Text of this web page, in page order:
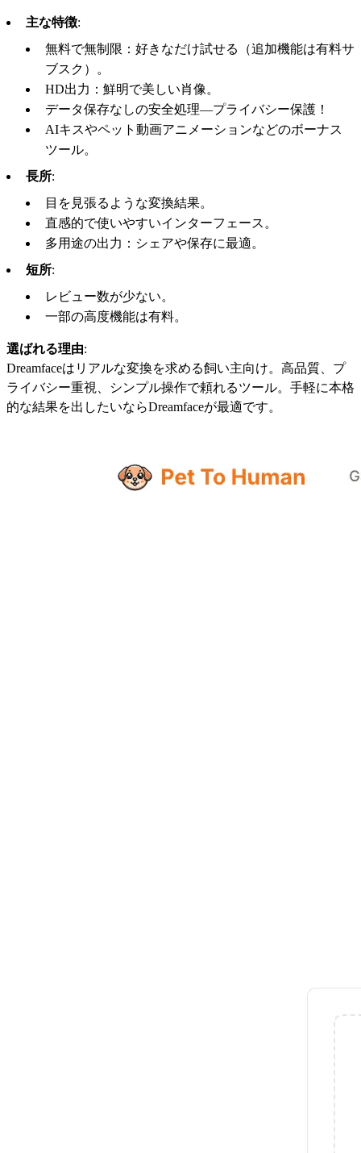
主な特徴:
無料で無制限：好きなだけ試せる（追加機能は有料サ
ブスク）。
HD出力：鮮明で美しい肖像。
データ保存なしの安全処理—プライバシー保護！
AIキスやペット動画アニメーションなどのボーナス
ツール。
長所:
目を見張るような変換結果。
直感的で使いやすいインターフェース。
多用途の出力：シェアや保存に最適。
短所:
レビュー数が少ない。
一部の高度機能は有料。
選ばれる理由:
Dreamfaceはリアルな変換を求める飼い主向け。高品質、プ
ライバシー重視、シンプル操作で頼れるツール。手軽に本格
的な結果を出したいならDreamfaceが最適です。